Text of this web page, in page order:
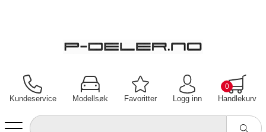
Kundeservice Modellsøk Favoritter Logg inn Handlekurv
0